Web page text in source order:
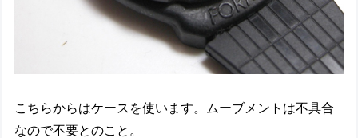
こちらからはケースを使います。ムーブメントは不具合
なので不要とのこと。